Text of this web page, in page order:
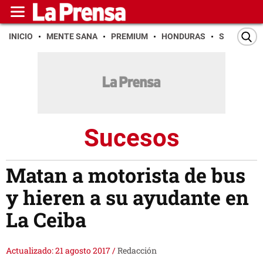
INICIO MENTE SANA PREMIUM HONDURAS SAN PEDRO
Sucesos
Matan a motorista de bus
y hieren a su ayudante en
La Ceiba
Actualizado: 21 agosto 2017/Redacción